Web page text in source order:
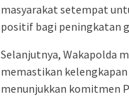
masyarakat setempat
positif bagi peningkatan
Selanjutnya, Wakapolda
memastikan
menunjukkan komitmen